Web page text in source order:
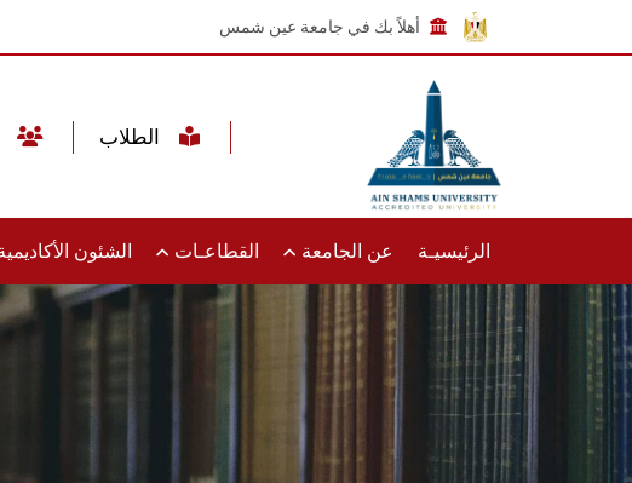
أهلاً بك في جامعة عين شمس
الرئيسيـة عن الجامعة القطاعـات الشئون